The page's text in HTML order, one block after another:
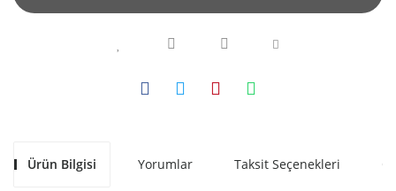
Ürün Bilgisi Yorumlar Taksit Seçenekleri